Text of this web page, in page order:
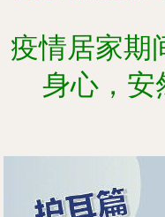
疫情居家期
身心，安